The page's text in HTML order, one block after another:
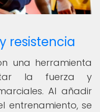
resistencia
una herramienta
la fuerza y
Al añadir
entrenamiento, se